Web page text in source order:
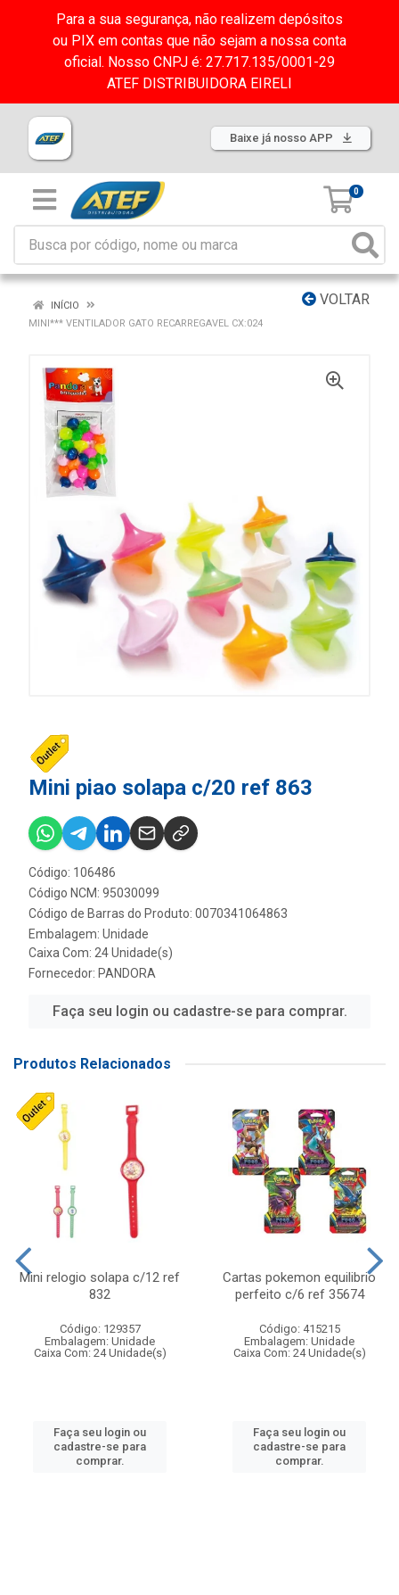
Para a sua segurança, não realizem depósitos
ou PIX em contas que não sejam a nossa conta
oficial. Nosso CNPJ é: 27.717.135/0001-29
ATEF DISTRIBUIDORA EIRELI
Baixe já nosso APP
0
VOLTAR
INÍCIO
MINI*** VENTILADOR GATO RECARREGAVEL CX:024
Mini piao solapa c/20 ref 863
Código: 106486
Código NCM: 95030099
Código de Barras do Produto: 0070341064863
Embalagem: Unidade
Caixa Com: 24 Unidade(s)
Fornecedor: PANDORA
Faça seu login ou cadastre-se para comprar.
Produtos Relacionados
Mini relogio solapa c/12 ref
832
Código: 129357
Embalagem: Unidade
Caixa Com: 24 Unidade(s)
Faça seu login ou
cadastre-se para
comprar.
Cartas pokemon equilibrio
perfeito c/6 ref 35674
Código: 415215
Embalagem: Unidade
Caixa Com: 24 Unidade(s)
Faça seu login ou
cadastre-se para
comprar.